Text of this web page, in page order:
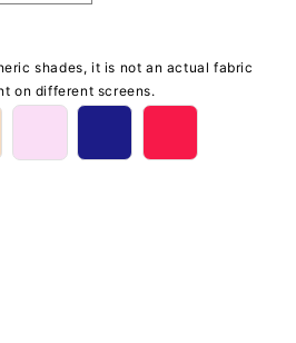
shades, it is not an actual fabric
on different screens.